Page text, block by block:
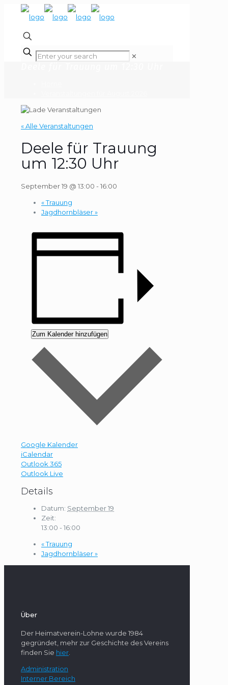
✕
« Alle Veranstaltungen
Deele für Trauung
um 12:30 Uhr
September 19 @ 13:00 -16:00
«Trauung
Jagdhornbläser»
Zum Kalender hinzufügen
Google Kalender
iCalendar
Outlook 365
Outlook Live
Details
Datum: September 19
Zeit:
13:00 - 16:00
«Trauung
Jagdhornbläser»
Über
Der Heimatverein-Lohne wurde 1984
gegründet, mehr zur Geschichte des Vereins
finden Sie hier
Administration
Interner Bereich